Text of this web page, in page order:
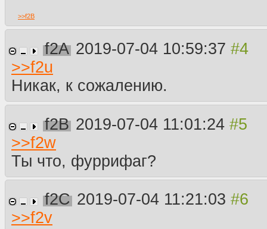
>>f2B
f2A 2019-07-04 10:59:37
>>f2u
Никак, к сожалению.
f2B 2019-07-04 11:01:24
>>f2w
Ты что, фуррифаг?
f2C 2019-07-04 11:21:03
>>f2v